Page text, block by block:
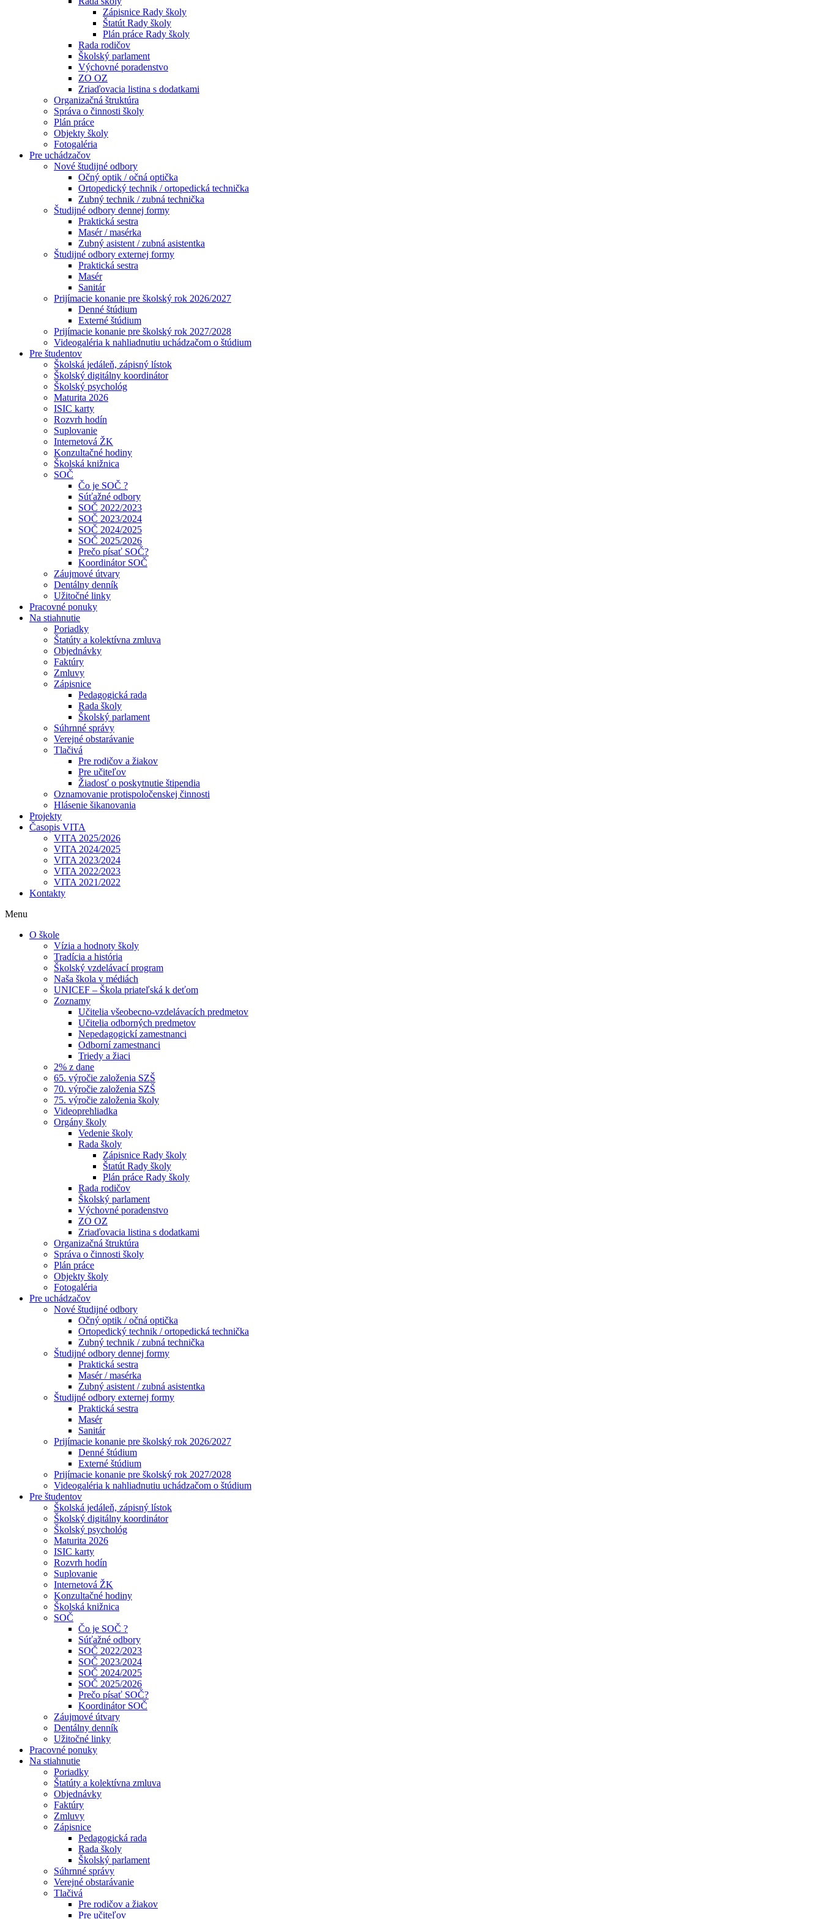
Zápisnice Rady školy
Štatút Rady školy
Plán práce Rady školy
Rada rodičov
Školský parlament
Výchovné poradenstvo
ZO OZ
Zriaďovacia listina s dodatkami
Organizačná štruktúra
Správa o činnosti školy
Plán práce
Objekty školy
Fotogaléria
Pre uchádzačov
Nové študijné odbory
Očný optik / očná optička
Ortopedický technik / ortopedická technička
Zubný technik / zubná technička
Študijné odbory dennej formy
Praktická sestra
Masér / masérka
Zubný asistent / zubná asistentka
Študijné odbory externej formy
Praktická sestra
Masér
Sanitár
Prijímacie konanie pre školský rok 2026/2027
Denné štúdium
Externé štúdium
Prijímacie konanie pre školský rok 2027/2028
Videogaléria k nahliadnutiu uchádzačom o štúdium
Pre študentov
Školská jedáleň, zápisný lístok
Školský digitálny koordinátor
Školský psychológ
Maturita 2026
ISIC karty
Rozvrh hodín
Suplovanie
Internetová ŽK
Konzultačné hodiny
Školská knižnica
SOČ
Čo je SOČ ?
Súťažné odbory
SOČ 2022/2023
SOČ 2023/2024
SOČ 2024/2025
SOČ 2025/2026
Prečo písať SOČ?
Koordinátor SOČ
Záujmové útvary
Dentálny denník
Užitočné linky
Pracovné ponuky
Na stiahnutie
Poriadky
Štatúty a kolektívna zmluva
Objednávky
Faktúry
Zmluvy
Zápisnice
Pedagogická rada
Rada školy
Školský parlament
Súhrnné správy
Verejné obstarávanie
Tlačivá
Pre rodičov a žiakov
Pre učiteľov
Žiadosť o poskytnutie štipendia
Oznamovanie protispoločenskej činnosti
Hlásenie šikanovania
Projekty
Časopis VITA
VITA 2025/2026
VITA 2024/2025
VITA 2023/2024
VITA 2022/2023
VITA 2021/2022
Kontakty
Menu
O škole
Vízia a hodnoty školy
Tradícia a história
Školský vzdelávací program
Naša škola v médiách
UNICEF – Škola priateľská k deťom
Zoznamy
Učitelia všeobecno-vzdelávacích predmetov
Učitelia odborných predmetov
Nepedagogickí zamestnanci
Odborní zamestnanci
Triedy a žiaci
2% z dane
65. výročie založenia SZŠ
70. výročie založenia SZŠ
75. výročie založenia školy
Videoprehliadka
Orgány školy
Vedenie školy
Rada školy
Zápisnice Rady školy
Štatút Rady školy
Plán práce Rady školy
Rada rodičov
Školský parlament
Výchovné poradenstvo
ZO OZ
Zriaďovacia listina s dodatkami
Organizačná štruktúra
Správa o činnosti školy
Plán práce
Objekty školy
Fotogaléria
Pre uchádzačov
Nové študijné odbory
Očný optik / očná optička
Ortopedický technik / ortopedická technička
Zubný technik / zubná technička
Študijné odbory dennej formy
Praktická sestra
Masér / masérka
Zubný asistent / zubná asistentka
Študijné odbory externej formy
Praktická sestra
Masér
Sanitár
Prijímacie konanie pre školský rok 2026/2027
Denné štúdium
Externé štúdium
Prijímacie konanie pre školský rok 2027/2028
Videogaléria k nahliadnutiu uchádzačom o štúdium
Pre študentov
Školská jedáleň, zápisný lístok
Školský digitálny koordinátor
Školský psychológ
Maturita 2026
ISIC karty
Rozvrh hodín
Suplovanie
Internetová ŽK
Konzultačné hodiny
Školská knižnica
SOČ
Čo je SOČ ?
Súťažné odbory
SOČ 2022/2023
SOČ 2023/2024
SOČ 2024/2025
SOČ 2025/2026
Prečo písať SOČ?
Koordinátor SOČ
Záujmové útvary
Dentálny denník
Užitočné linky
Pracovné ponuky
Na stiahnutie
Poriadky
Štatúty a kolektívna zmluva
Objednávky
Faktúry
Zmluvy
Zápisnice
Pedagogická rada
Rada školy
Školský parlament
Súhrnné správy
Verejné obstarávanie
Tlačivá
Pre rodičov a žiakov
Pre učiteľov